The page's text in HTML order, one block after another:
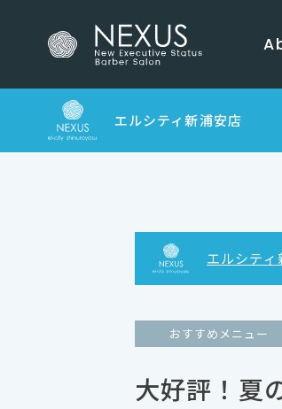
エルシテ
大好評！夏
おすすめメニュー
エルシティ新浦安店